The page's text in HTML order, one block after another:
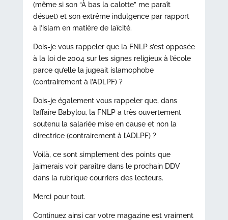
(même si son “À bas la calotte” me paraît
désuet) et son extrême indulgence par rapport
à l’islam en matière de laïcité.
Dois-je vous rappeler que la FNLP s’est opposée
à la loi de 2004 sur les signes religieux à l’école
parce qu’elle la jugeait islamophobe
(contrairement à l’ADLPF) ?
Dois-je également vous rappeler que, dans
l’affaire Babylou, la FNLP a très ouvertement
soutenu la salariée mise en cause et non la
directrice (contrairement à l’ADLPF) ?
Voilà, ce sont simplement des points que
j’aimerais voir paraître dans le prochain DDV
dans la rubrique courriers des lecteurs.
Merci pour tout.
Continuez ainsi car votre magazine est vraiment